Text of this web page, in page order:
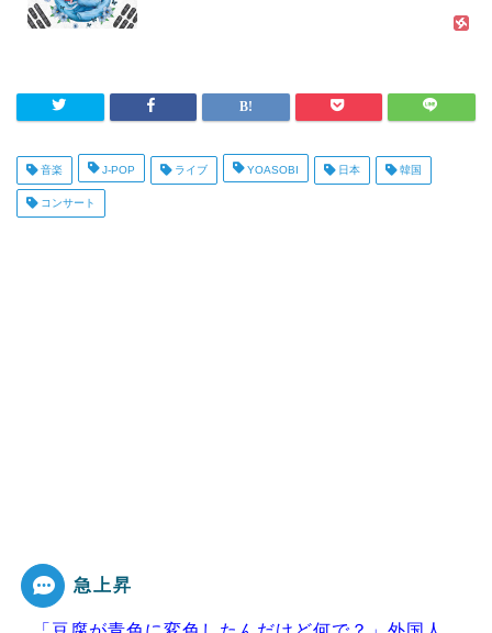
音楽 J-POP ライブ YOASOBI 日本 韓国
コンサート
急上昇